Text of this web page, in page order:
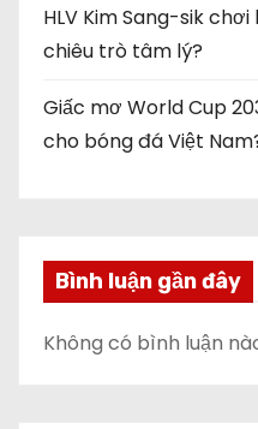
HLV Kim Sang-sik
chiêu trò tâm lý?
Giấc mơ World Cup
cho bóng đá Việt
Bình luận gần đây
Không có bình luận